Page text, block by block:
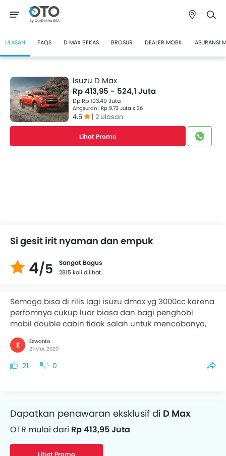
ULASAN FAQS D MAX BEKAS BROSUR DEALER MOBIL ASURANSI
Isuzu D Max
Rp 413,95 - 524,1 Juta
Dp Rp 103,49 Juta
Angsuran : Rp 9,73 Juta x 36
4.5 | 2 Ulasan
Lihat Promo
Si gesit irit nyaman dan empuk
4/5 Sangat Bagus
2815 kali dilihat
Semoga bisa di rilis lagi isuzu dmax yg 3000cc karena
perfomnya cukup luar biasa dan bagi penghobi
mobil double cabin tidak salah untuk mencobanya,
E
Eswanto
21 Mei, 2020
21 0
Dapatkan penawaran eksklusif di D Max
OTR mulai dari Rp 413,95 Juta
Lihat Promo